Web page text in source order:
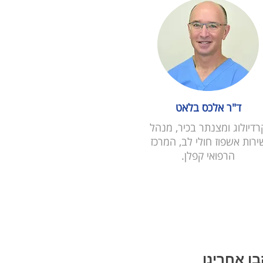
ד"ר אלכס בלאט
ומצנתר בכיר, מנהל
אשפוז חולי לב, המרכז
הרפואי קפלן.
אחרינו